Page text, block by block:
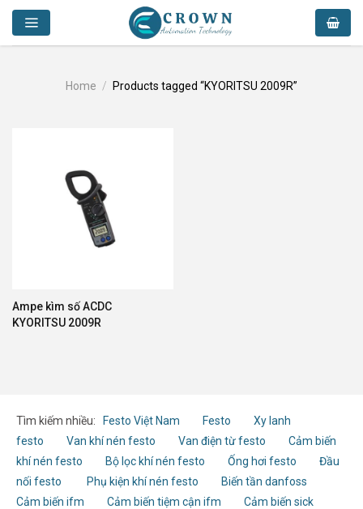
Skip
content
Home / Products tagged “KYORITSU 2009R”
Ampe kìm số ACDC
KYORITSU 2009R
Tìm kiếm nhiều: Festo Việt Nam Festo
Xy lanh
festo
Van khí nén festo Van điện từ festo
Cảm biến
khí nén festo
Bộ lọc khí nén festo Ống hơi festo
Đầu
nối festo
Phụ kiện khí nén festo
Biến tần danfoss
Cảm biến ifm
Cảm biến tiệm cận ifm
Cảm biến sick